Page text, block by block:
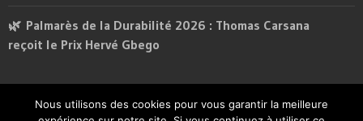
🌿 Palmarès de la Durabilité 2026 : Thomas Carsana
reçoit le Prix Hervé Gbego
Nous utilisons des cookies pour vous garantir la meilleure